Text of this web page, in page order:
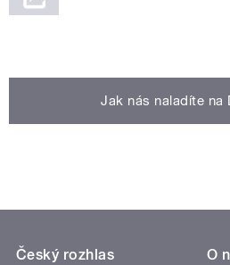
Jak nás naladíte na
Český rozhlas
O